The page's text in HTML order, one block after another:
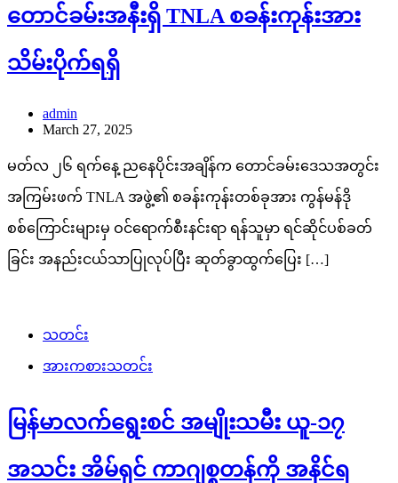
တောင်ခမ်းအနီးရှိ TNLA စခန်းကုန်းအား
သိမ်းပိုက်ရရှိ
admin
March 27, 2025
မတ်လ ၂၆ ရက်နေ့ ညနေပိုင်းအချိန်က တောင်ခမ်းဒေသအတွင်း
အကြမ်းဖက် TNLA အဖွဲ့၏ စခန်းကုန်းတစ်ခုအား ကွန်မန်ဒို
စစ်ကြောင်းများမှ ဝင်ရောက်စီးနင်းရာ ရန်သူမှာ ရင်ဆိုင်ပစ်ခတ်
ခြင်း အနည်းငယ်သာပြုလုပ်ပြီး ဆုတ်ခွာထွက်ပြေး […]
သတင်း
အားကစားသတင်း
မြန်မာလက်ရွေးစင် အမျိုးသမီး ယူ-၁၇
အသင်း အိမ်ရှင် ကာဂျစ္စတန်ကို အနိင်ရ